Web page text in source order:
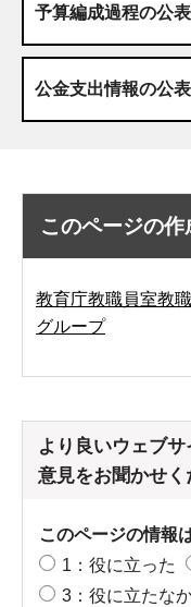
予算編成過程の公表
公金支出情報の公表
このページの作
教育庁教職員室教
グループ
より良いウェブ
意見をお聞かせく
このページの情報
1：役に立った
3：役に立たな